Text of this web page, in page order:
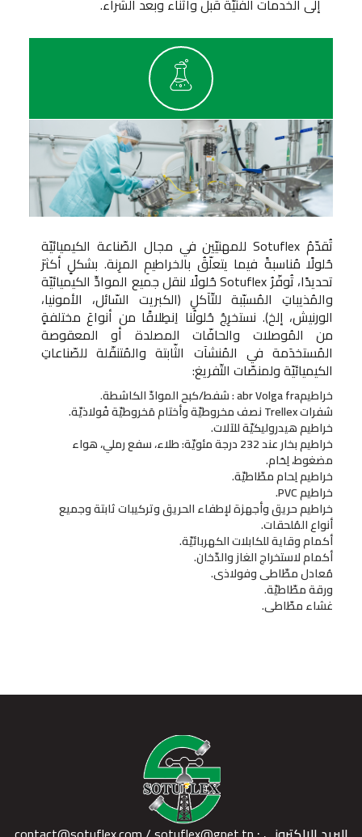
إلى الخدمات الفنّيّة قبل وأثناء وبعد الشّراء.
تُقدّمُ Sotuflex للمهنيّين في مجال الصّناعة الكيميائيّة
حُلولًا مُناسبةً فيما يتعلّقُ بالخراطيمِ المرِنة. بشكلٍ أكثرَ
تحديدًا، تُوفّرُ Sotuflex حُلولًا لنقل جميع الموادِّ الكيميائيّة
والمُذيباتِ المُسبّبة للتّآكلِ (الكبريت السّائل، الأمونيا،
الورنيش، إلخ). نستخرِجُ حُلولُنا اِنطِلاقًا من أنواعَ مختلفةٍ
من المُوصلات والحافّات المصلدة أو المعقوصة
المُستخدَمة في المُنشآت الثّابتة والمُتنقّلة للصّناعاتِ
الكيميائيّة ولمنصّات التّفريغ:
خراطيمabr Volga fra : شفط/كبح الموادّ الكاشطة.
شفرات Trellex نصف مخروطيّة وأختام مَخروطيّة فُولاذيّة.
خراطيم هيدروليكيّة للآلات.
خراطيم بخار عند 232 درجة مئويّة: طلاء، سفع رملي، هواء
مضغوط، لِحَام.
خراطيم لِحام مطّاطيّة.
خراطيم PVC.
خراطيم حريق وأجهزة لإطفاء الحريق وتركيبات ثابتة وجميع
أنواع المُلحقات.
أكمام وقاية للكابلات الكهربائيّة.
أكمام لاستخراج الغاز والدّخان.
مُعادل مطّاطي وفولاذي.
ورقة مطّاطيّة.
غشاء مطّاطي.